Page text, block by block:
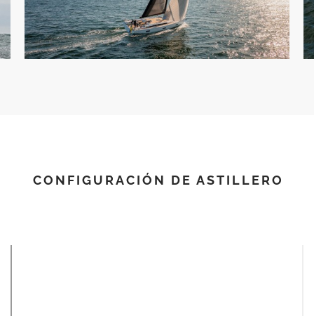
CONFIGURACIÓN DE ASTILLERO